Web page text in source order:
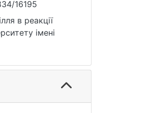
16195
в реакції
імені